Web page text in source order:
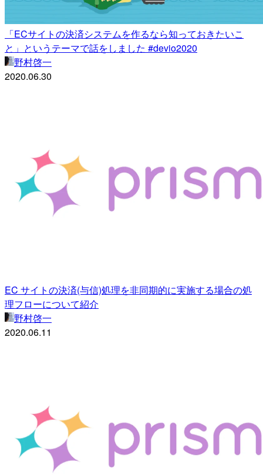
「ECサイトの決済システムを作るなら知っておきたいこ
と」というテーマで話をしました #devio2020
野村啓一
2020.06.30
EC サイトの決済(与信)処理を非同期的に実施する場合の処
理フローについて紹介
野村啓一
2020.06.11